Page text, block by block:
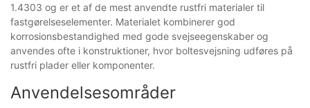
1.4303 og er et af de mest anvendte rustfri materialer til
fastgørelseselementer. Materialet kombinerer god
korrosionsbestandighed med gode svejseegenskaber og
anvendes ofte i konstruktioner, hvor boltesvejsning udføres på
rustfri plader eller komponenter.
Anvendelsesområder